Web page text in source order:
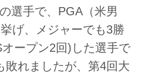
選手で、PGA（米男
げ、メジャーでも3勝
ープン2回)した選手で
敗れましたが、第4回大